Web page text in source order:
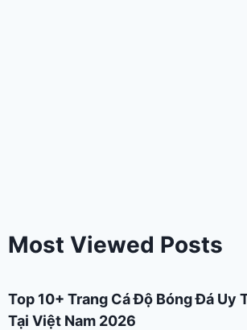
Most Viewed Posts
Top 10+ Trang Cá Độ Bóng Đá Uy
Tại Việt Nam 2026